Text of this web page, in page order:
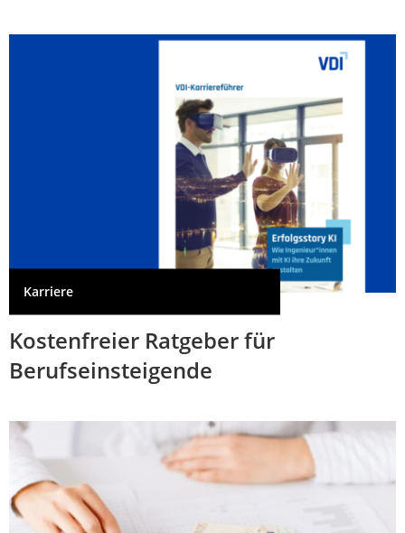
Karriere
Kostenfreier Ratgeber für
Berufseinsteigende